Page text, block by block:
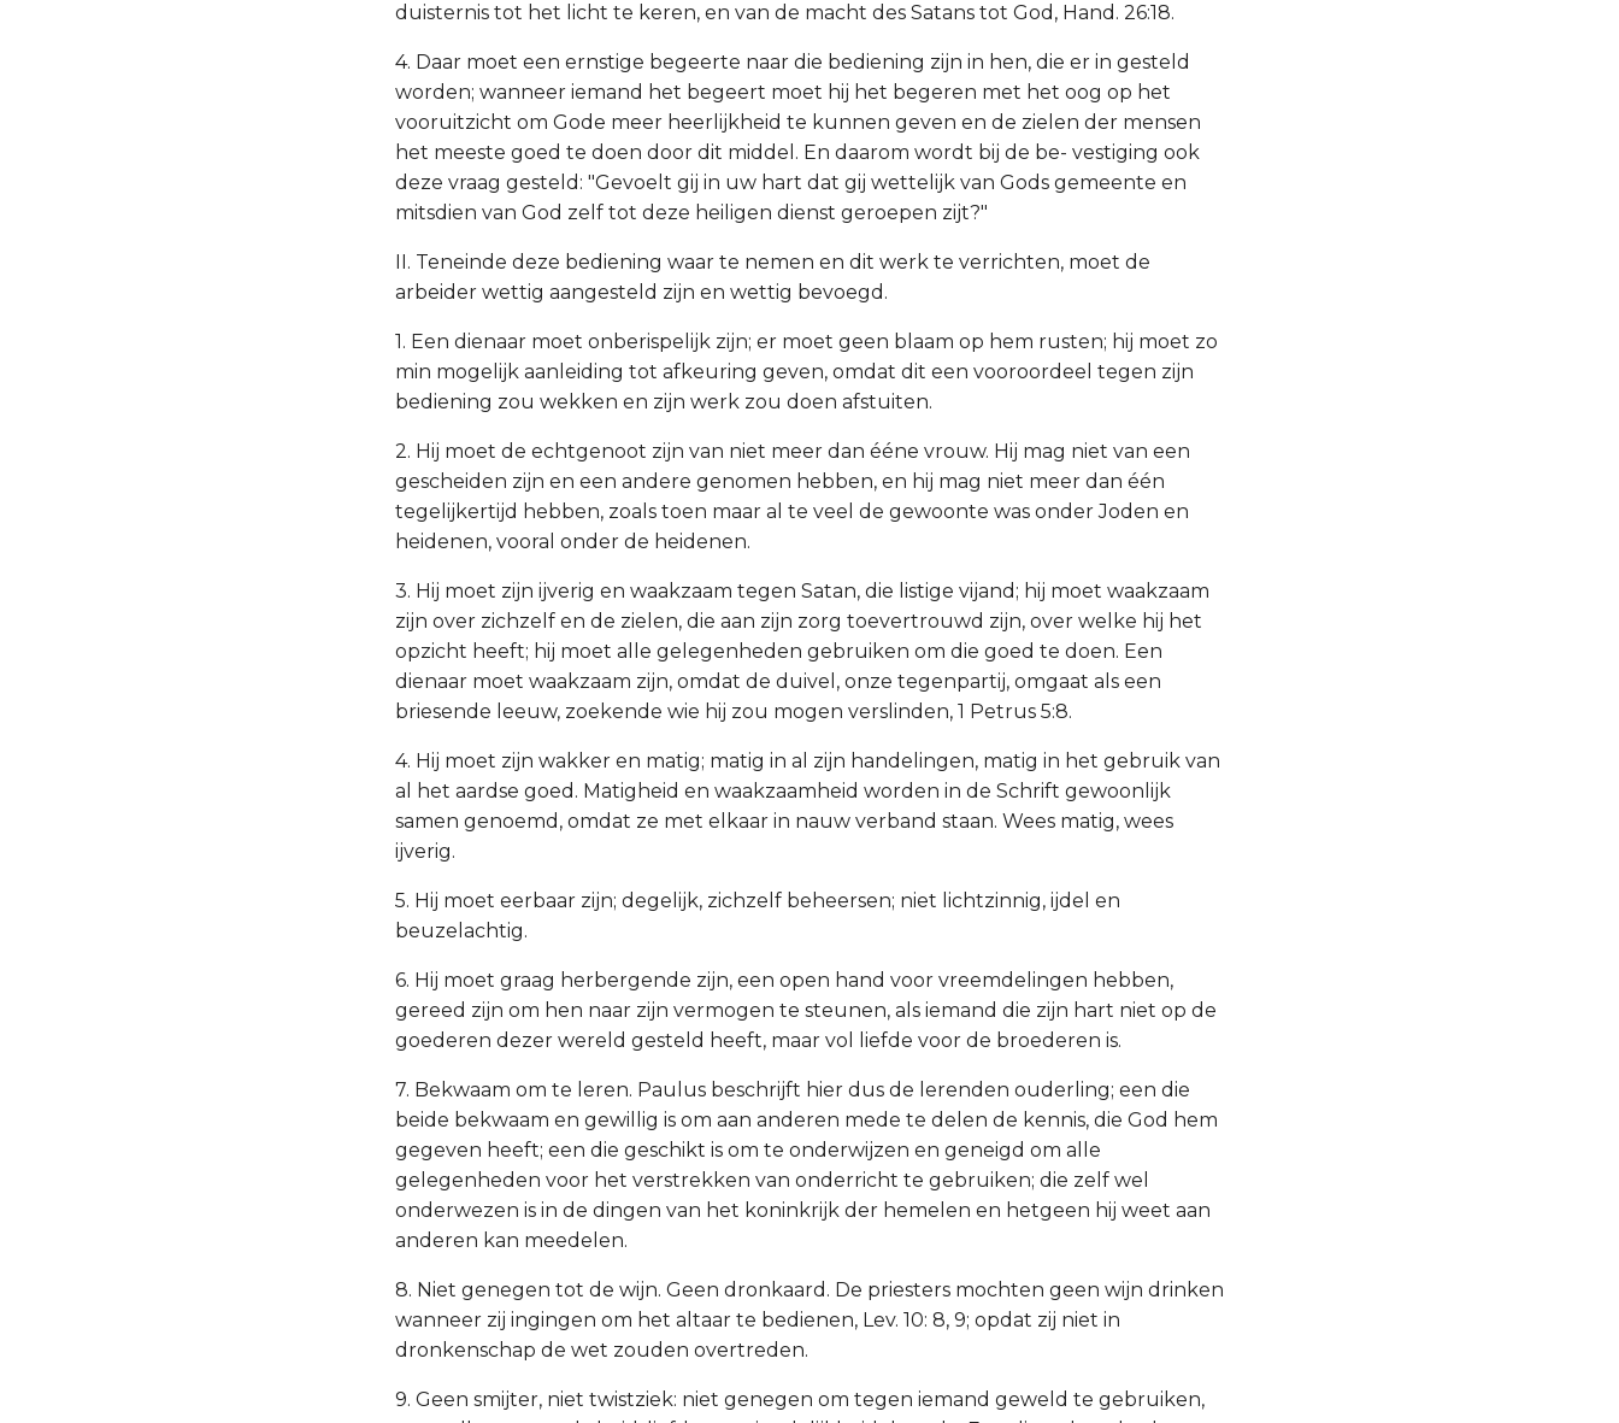
duisternis tot het licht te keren, en van de macht des Satans tot God, Hand. 26:18.
4. Daar moet een ernstige begeerte naar die bediening zijn in hen, die er in gesteld
worden; wanneer iemand het begeert moet hij het begeren met het oog op het
vooruitzicht om Gode meer heerlijkheid te kunnen geven en de zielen der mensen
het meeste goed te doen door dit middel. En daarom wordt bij de be- vestiging ook
deze vraag gesteld: "Gevoelt gij in uw hart dat gij wettelijk van Gods gemeente en
mitsdien van God zelf tot deze heiligen dienst geroepen zijt?"
II. Teneinde deze bediening waar te nemen en dit werk te verrichten, moet de
arbeider wettig aangesteld zijn en wettig bevoegd.
1. Een dienaar moet onberispelijk zijn; er moet geen blaam op hem rusten; hij moet zo
min mogelijk aanleiding tot afkeuring geven, omdat dit een vooroordeel tegen zijn
bediening zou wekken en zijn werk zou doen afstuiten.
2. Hij moet de echtgenoot zijn van niet meer dan ééne vrouw. Hij mag niet van een
gescheiden zijn en een andere genomen hebben, en hij mag niet meer dan één
tegelijkertijd hebben, zoals toen maar al te veel de gewoonte was onder Joden en
heidenen, vooral onder de heidenen.
3. Hij moet zijn ijverig en waakzaam tegen Satan, die listige vijand; hij moet waakzaam
zijn over zichzelf en de zielen, die aan zijn zorg toevertrouwd zijn, over welke hij het
opzicht heeft; hij moet alle gelegenheden gebruiken om die goed te doen. Een
dienaar moet waakzaam zijn, omdat de duivel, onze tegenpartij, omgaat als een
briesende leeuw, zoekende wie hij zou mogen verslinden, 1 Petrus 5:8.
4. Hij moet zijn wakker en matig; matig in al zijn handelingen, matig in het gebruik van
al het aardse goed. Matigheid en waakzaamheid worden in de Schrift gewoonlijk
samen genoemd, omdat ze met elkaar in nauw verband staan. Wees matig, wees
ijverig.
5. Hij moet eerbaar zijn; degelijk, zichzelf beheersen; niet lichtzinnig, ijdel en
beuzelachtig.
6. Hij moet graag herbergende zijn, een open hand voor vreemdelingen hebben,
gereed zijn om hen naar zijn vermogen te steunen, als iemand die zijn hart niet op de
goederen dezer wereld gesteld heeft, maar vol liefde voor de broederen is.
7. Bekwaam om te leren. Paulus beschrijft hier dus de lerenden ouderling; een die
beide bekwaam en gewillig is om aan anderen mede te delen de kennis, die God hem
gegeven heeft; een die geschikt is om te onderwijzen en geneigd om alle
gelegenheden voor het verstrekken van onderricht te gebruiken; die zelf wel
onderwezen is in de dingen van het koninkrijk der hemelen en hetgeen hij weet aan
anderen kan meedelen.
8. Niet genegen tot de wijn. Geen dronkaard. De priesters mochten geen wijn drinken
wanneer zij ingingen om het altaar te bedienen, Lev. 10: 8, 9; opdat zij niet in
dronkenschap de wet zouden overtreden.
9. Geen smijter, niet twistziek: niet genegen om tegen iemand geweld te gebruiken,